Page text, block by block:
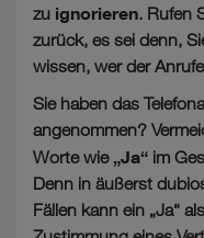
zu ignorieren. Rufen
zurück, es sei denn,
wissen, wer der
Sie haben das
angenommen?
Worte wie „Ja“ im
Denn in äußerst
Fällen kann ein „Ja“ als